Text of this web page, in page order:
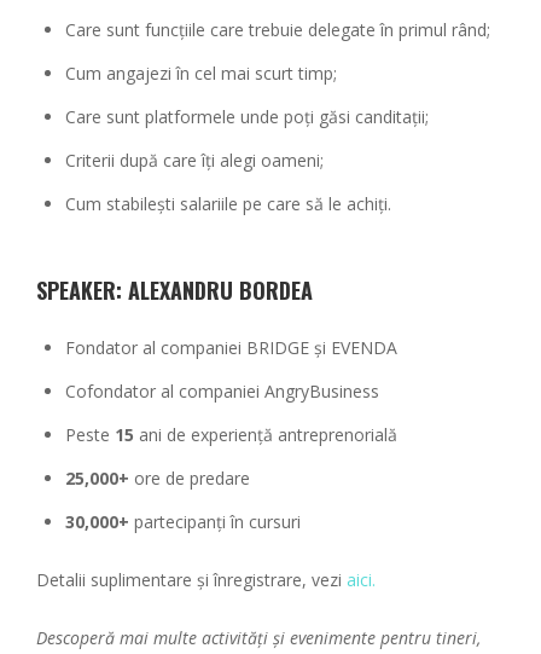
Care sunt funcțiile care trebuie delegate în primul rând;
Cum angajezi în cel mai scurt timp;
Care sunt platformele unde poți găsi canditații;
Criterii după care îți alegi oameni;
Cum stabilești salariile pe care să le achiți.
SPEAKER: ALEXANDRU BORDEA
Fondator al companiei BRIDGE și EVENDA
Cofondator al companiei AngryBusiness
Peste 15 ani de experiență antreprenorială
25,000+ ore de predare
30,000+ partecipanți în cursuri
Detalii suplimentare și înregistrare, vezi aici.
Descoperă mai multe activități și evenimente pentru tineri,